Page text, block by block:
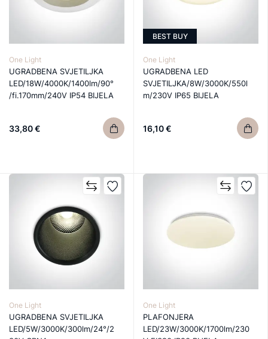
One Light
UGRADBENA SVJETILJKA
LED/18W/4000K/1400lm/90°
/fi.170mm/240V IP54 BIJELA
33,80 €
BEST BUY
One Light
UGRADBENA LED
SVJETILJKA/8W/3000K/550l
m/230V IP65 BIJELA
16,10 €
One Light
UGRADBENA SVJETILJKA
LED/5W/3000K/300lm/24°/2
One Light
PLAFONJERA
LED/23W/3000K/1700lm/230